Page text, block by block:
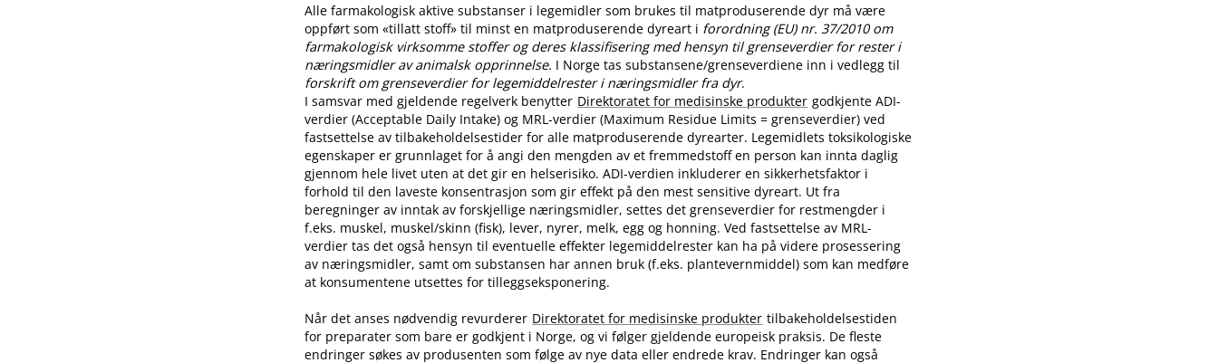
Alle farmakologisk aktive substanser i legemidler som brukes til matproduserende dyr må være
oppført som «tillatt stoff» til minst en matproduserende dyreart i forordning (EU) nr. 37/2010 om
farmakologisk virksomme stoffer og deres klassifisering med hensyn til grenseverdier for rester i
næringsmidler av animalsk opprinnelse. I Norge tas substansene​/​grenseverdiene inn i vedlegg til
forskrift om grenseverdier for legemiddelrester i næringsmidler fra dyr.
I samsvar med gjeldende regelverk benytter Direktoratet for medisinske produkter godkjente ADI-
verdier (Acceptable Daily Intake) og MRL-verdier (Maximum Residue Limits = grenseverdier) ved
fastsettelse av tilbakeholdelsestider for alle matproduserende dyrearter. Legemidlets toksikologiske
egenskaper er grunnlaget for å angi den mengden av et fremmedstoff en person kan innta daglig
gjennom hele livet uten at det gir en helserisiko. ADI-verdien inkluderer en sikkerhetsfaktor i
forhold til den laveste konsentrasjon som gir effekt på den mest sensitive dyreart. Ut fra
beregninger av inntak av forskjellige næringsmidler, settes det grenseverdier for restmengder i
f.eks. muskel, muskel​/​skinn (fisk), lever, nyrer, melk, egg og honning. Ved fastsettelse av MRL-
verdier tas det også hensyn til eventuelle effekter legemiddelrester kan ha på videre prosessering
av næringsmidler, samt om substansen har annen bruk (f.eks. plantevernmiddel) som kan medføre
at konsumentene utsettes for tilleggseksponering.
Når det anses nødvendig revurderer Direktoratet for medisinske produkter tilbakeholdelsestiden
for preparater som bare er godkjent i Norge, og vi følger gjeldende europeisk praksis. De fleste
endringer søkes av produsenten som følge av nye data eller endrede krav. Endringer kan også